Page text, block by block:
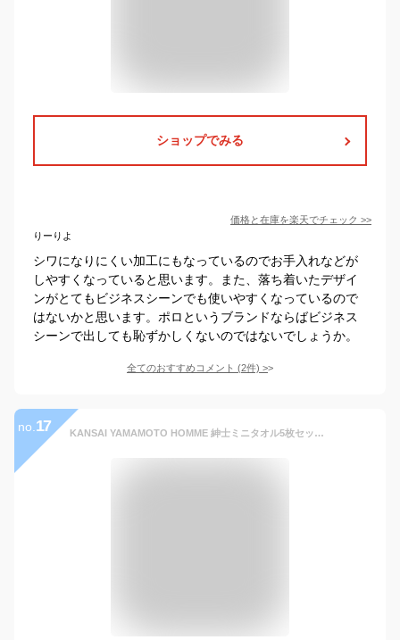
ショップでみる
価格と在庫を楽天でチェック >>
りーりよ
シワになりにくい加工にもなっているのでお手入れなどが
しやすくなっていると思います。また、落ち着いたデザイ
ンがとてもビジネスシーンでも使いやすくなっているので
はないかと思います。ポロというブランドならばビジネス
シーンで出しても恥ずかしくないのではないでしょうか。
全てのおすすめコメント (2件) >
no. 17 KANSAI YAMAMOTO HOMME 紳士ミニタオル5枚セット 山本寛斎 選べる5枚セット ハンカチ タオル ギフト 父の日 メンズ 紳士 ビジネス ミニタオル 綿100% まとめ買い ブランド お買い得